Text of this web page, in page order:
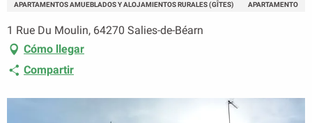
APARTAMENTOS AMUEBLADOS Y ALOJAMIENTOS RURALES (GÎTES) APARTAMENTO
1 Rue Du Moulin, 64270 Salies-de-Béarn
Cómo llegar
Compartir